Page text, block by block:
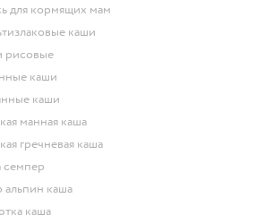
для кормящих мам
каши
рисовые
каши
каши
манная каша
гречневая каша
семпер
альпин каша
каша